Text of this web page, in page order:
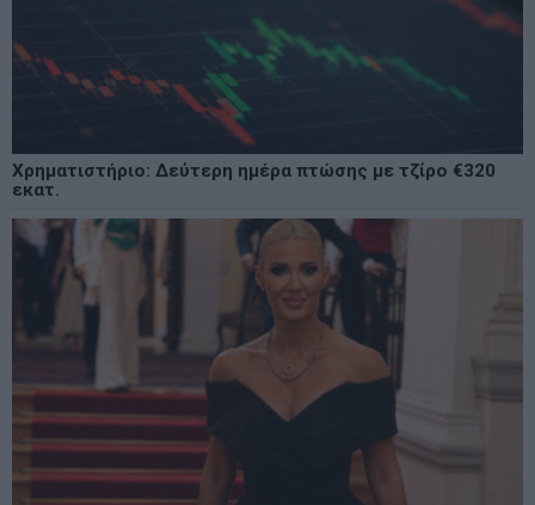
Χρηματιστήριο: Δεύτερη ημέρα πτώσης με τζίρο €320
εκατ.